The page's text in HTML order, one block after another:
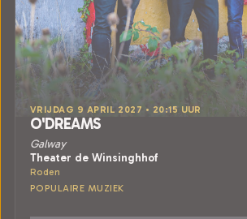
VRIJDAG 9 APRIL 2027 • 20:15 UUR
O'DREAMS
Galway
Theater de Winsinghhof
Roden
POPULAIRE MUZIEK